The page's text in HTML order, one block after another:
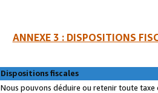
ANNEXE 3 : DISPOSITIONS
Dispositions fiscales
Nous pouvons déduire ou retenir toute